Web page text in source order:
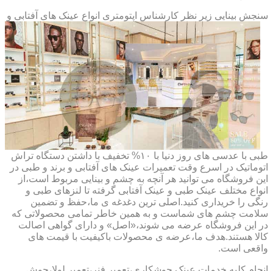
سنجش بینایی زیر نظر کارشناس اپتومتری انواع عینک های آفتابی و
طبی با عدسی های روز دنیا با ۱۰% تخفیف با داشتن دستگاه تراش
اتوماتیک در اسرع وقت تعمیرات عینک های آفتابی و برند و طبی در
این فروشگاه می توانید هر آنچه به چشم و بینایی مربوط است،از
انواع مختلف عینک طبی و عینک آفتابی گرفته تا لنزهای طبی و
رنگی را خریداری کنید.اصلی ترین دغدغه ی ما،حفظ و تضمین
سلامت چشم های شماست و به همین خاطر تمامی محصولاتی که
در این فروشگاه عرضه می شوند،«اصل» و دارای گواهی اصالت
کالا هستند.هدف ما،عرضه ی محصولات باکیفیت با قیمت های
واقعی است.